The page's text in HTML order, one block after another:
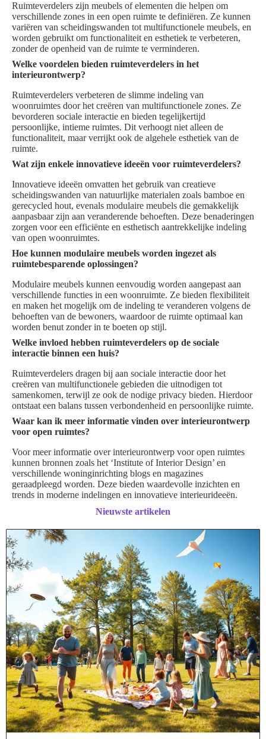
Ruimteverdelers zijn meubels of elementen die helpen om
verschillende zones in een open ruimte te definiëren. Ze kunnen
variëren van scheidingswanden tot multifunctionele meubels, en
worden gebruikt om functionaliteit en esthetiek te verbeteren,
zonder de openheid van de ruimte te verminderen.
Welke voordelen bieden ruimteverdelers in het
interieurontwerp?
Ruimteverdelers verbeteren de slimme indeling van
woonruimtes door het creëren van multifunctionele zones. Ze
bevorderen sociale interactie en bieden tegelijkertijd
persoonlijke, intieme ruimtes. Dit verhoogt niet alleen de
functionaliteit, maar verrijkt ook de algehele esthetiek van de
ruimte.
Wat zijn enkele innovatieve ideeën voor ruimteverdelers?
Innovatieve ideeën omvatten het gebruik van creatieve
scheidingswanden van natuurlijke materialen zoals bamboe en
gerecycled hout, evenals modulaire meubels die gemakkelijk
aanpasbaar zijn aan veranderende behoeften. Deze benaderingen
zorgen voor een efficiënte en esthetisch aantrekkelijke indeling
van open woonruimtes.
Hoe kunnen modulaire meubels worden ingezet als
ruimtebesparende oplossingen?
Modulaire meubels kunnen eenvoudig worden aangepast aan
verschillende functies in een woonruimte. Ze bieden flexibiliteit
en maken het mogelijk om de indeling te veranderen volgens de
behoeften van de bewoners, waardoor de ruimte optimaal kan
worden benut zonder in te boeten op stijl.
Welke invloed hebben ruimteverdelers op de sociale
interactie binnen een huis?
Ruimteverdelers dragen bij aan sociale interactie door het
creëren van multifunctionele gebieden die uitnodigen tot
samenkomen, terwijl ze ook de nodige privacy bieden. Hierdoor
ontstaat een balans tussen verbondenheid en persoonlijke ruimte.
Waar kan ik meer informatie vinden over interieurontwerp
voor open ruimtes?
Voor meer informatie over interieurontwerp voor open ruimtes
kunnen bronnen zoals het ‘Institute of Interior Design’ en
verschillende woninginrichting blogs en magazines
geraadpleegd worden. Deze bieden waardevolle inzichten en
trends in moderne indelingen en innovatieve interieurideeën.
Nieuwste artikelen